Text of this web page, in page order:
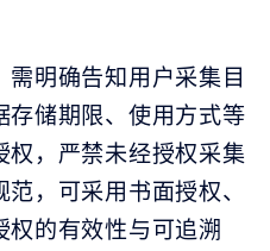
明确告知用户采集目
存储期限、使用方式等
，严禁未经授权采集
，可采用书面授权、
的有效性与可追溯